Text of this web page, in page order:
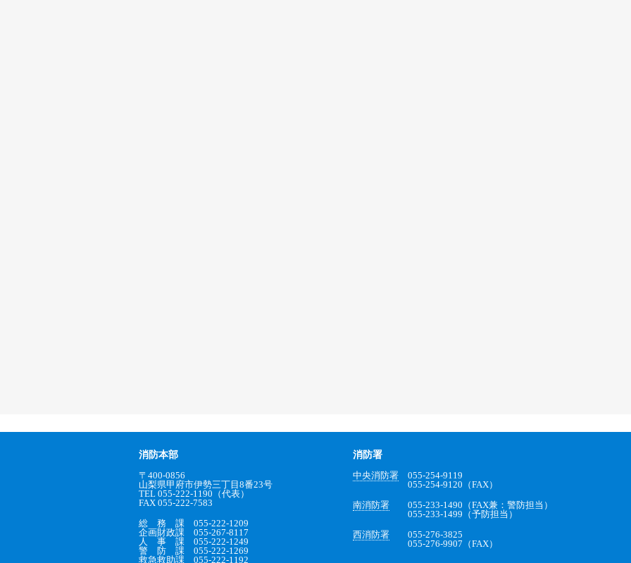
消防本部
〒400-0856
山梨県甲府市伊勢三丁目8番23号
TEL 055-222-1190（代表）
FAX 055-222-7583
総 務 課 055-222-1209
企画財政課 055-267-8117
人 事 課 055-222-1249
警 防 課 055-222-1269
救急救助課 055-222-1192
消防署
中央消防署 055-254-9119
055-254-9120（FAX）
南消防署 055-233-1490（FAX兼：警防担当）
055-233-1499（予防担当）
西消防署 055-276-3825
055-276-9907（FAX）